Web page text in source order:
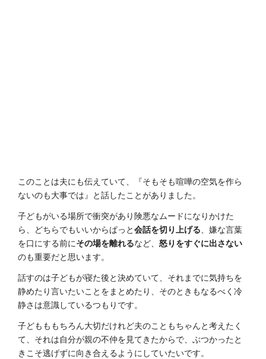
このことは夫にも伝えていて、『そもそも喧嘩の空気を作ら
ないのも大事では』と話したことがありました。
子どもがいる場所で衝突があり険悪なムードになりかけた
ら、どちらでもいいからぱっと会話を切り上げる 、嫌な言葉
を口にする前にその場を離れるなど、 怒りをすぐに出さない
のも重要だと思います。
話すのは子どもが寝た後と決めていて、それまでに気持ちを
静めたり言いたいことをまとめたり、そのときもなるべく冷
静さは意識しているつもりです。
子どもももちろん大切だけれど夫のこともちゃんと考えたく
て、それは自分が親の不仲を見てきたからで、ぶつかったと
きこそ逃げずに向き合えるようにしていたいです。